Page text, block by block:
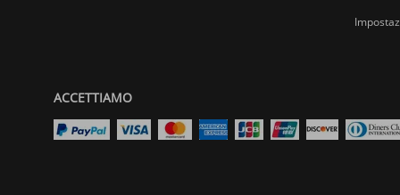
ACCETTIAMO